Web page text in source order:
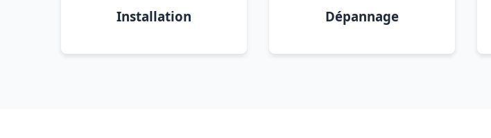
Installation Dépannage